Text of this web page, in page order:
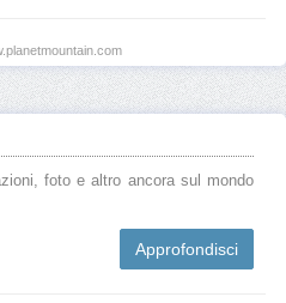
foto e altro ancora sul mondo
Approfondisci